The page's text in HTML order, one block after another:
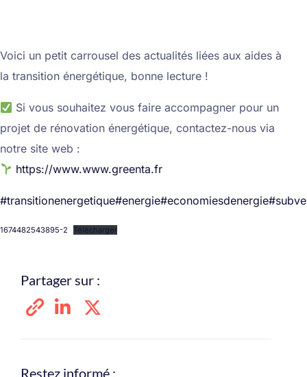
Voici un petit carrousel des actualités liées aux aides à
la transition énergétique, bonne lecture !
Si vous souhaitez vous faire accompagner pour un
projet de rénovation énergétique, contactez-nous via
notre site web :
https://www.www.greenta.fr
#transitionenergetique#energie#economiesdenergie
1674482543895-2 Télécharger
Partager sur :
Restez informé :